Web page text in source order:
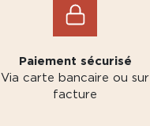
Paiement sécurisé
Via carte bancaire ou sur
facture